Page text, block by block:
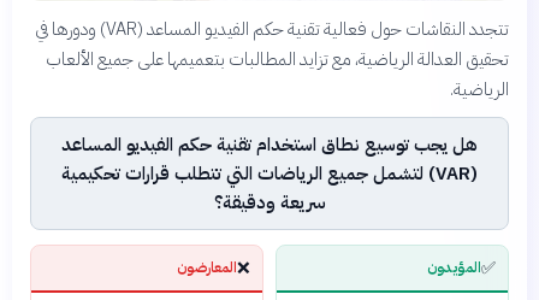
تتجدد النقاشات حول فعالية تقنية حكم الفيديو المساعد (VAR) ودورها في
تحقيق العدالة الرياضية، مع تزايد المطالبات بتعميمها على جميع الألعاب
الرياضية.
هل يجب توسيع نطاق استخدام تقنية حكم الفيديو المساعد
(VAR) لتشمل جميع الرياضات التي تتطلب قرارات تحكيمية
سريعة ودقيقة؟
✅المؤيدون ❌المعارضون